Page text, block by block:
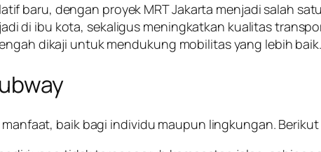
baru, dengan proyek MRT Jakarta menjadi salah
di ibu kota, sekaligus meningkatkan kualitas
dikaji untuk mendukung mobilitas yang lebih baik.
baik bagi individu maupun lingkungan.